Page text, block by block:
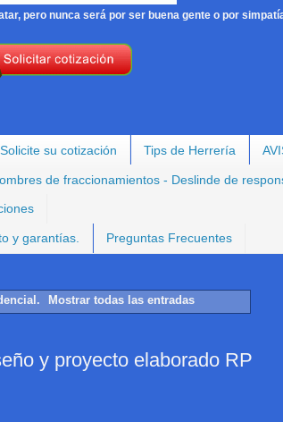
pero nunca será por ser buena gente o por
Solicite su cotización Tips de Herrería
de fraccionamientos - Deslinde de
y garantías. Preguntas Frecuentes
. Mostrar todas las entradas
y proyecto elaborado RP